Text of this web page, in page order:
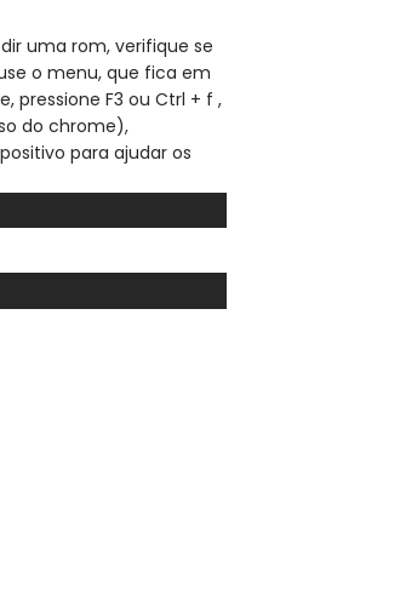
uma rom, verifique se
o menu, que fica em
pressione F3 ou Ctrl + f ,
do chrome),
para ajudar os